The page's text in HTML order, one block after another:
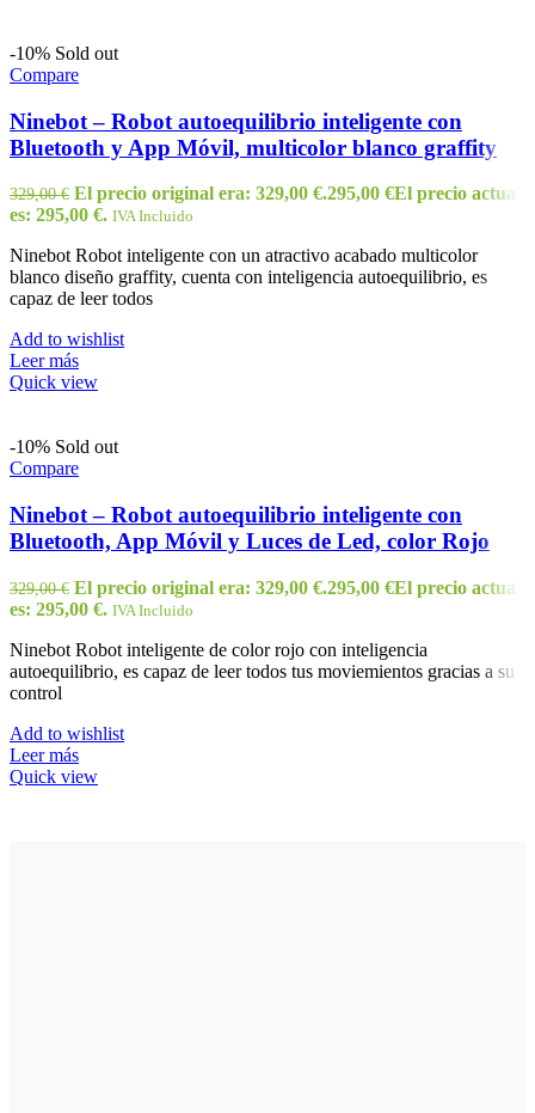
-10% Sold out
Compare
Ninebot – Robot autoequilibrio inteligente con
Bluetooth y App Móvil, multicolor blanco graffity
329,00€ El precio original era: 329,00 €.295,00 €El precio actual
es: 295,00 €. IVA Incluido
Ninebot Robot inteligente con un atractivo acabado multicolor
blanco diseño graffity, cuenta con inteligencia autoequilibrio, es
capaz de leer todos
Add to wishlist
Leer más
Quick view
-10% Sold out
Compare
Ninebot – Robot autoequilibrio inteligente con
Bluetooth, App Móvil y Luces de Led, color Rojo
329,00€ El precio original era: 329,00 €.295,00 €El precio actual
es: 295,00 €. IVA Incluido
Ninebot Robot inteligente de color rojo con inteligencia
autoequilibrio, es capaz de leer todos tus moviemientos gracias a su
control
Add to wishlist
Leer más
Quick view